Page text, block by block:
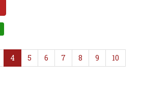
4 5 6 7 8 9
10